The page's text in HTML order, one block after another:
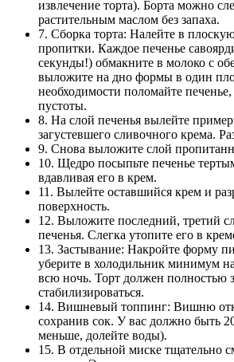
извлечение торта). Борта можно
растительным маслом без запаха.
7. Сборка торта: Налейте в
пропитки. Каждое печенье
секунды!) обмакните в молоко с
выложите на дно формы в один
необходимости поломайте
пустоты.
8. На слой печенья вылейте
загустевшего сливочного крема.
9. Снова выложите слой
10. Щедро посыпьте печенье
вдавливая его в крем.
11. Вылейте оставшийся крем и
поверхность.
12. Выложите последний, третий
печенья. Слегка утопите его в
13. Застывание: Накройте форму
уберите в холодильник минимум
всю ночь. Торт должен полностью
стабилизироваться.
14. Вишневый топпинг: Вишню
сохранив сок. У вас должно быть
меньше, долейте воды).
15. В отдельной миске тщательно